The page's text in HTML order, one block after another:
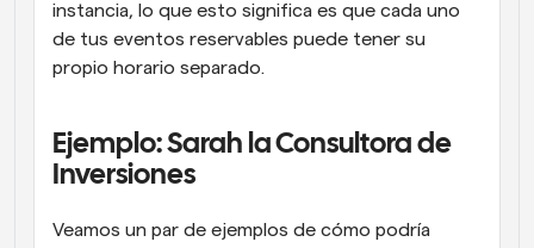
instancia, lo que esto significa es que cada uno
de tus eventos reservables puede tener su
propio horario separado.
Ejemplo: Sarah la Consultora de
Inversiones
Veamos un par de ejemplos de cómo podría